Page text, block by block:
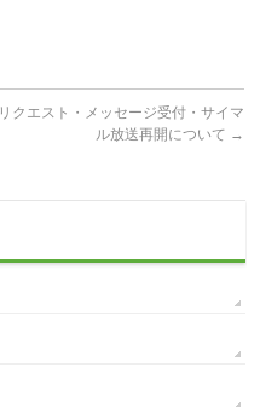
リクエスト・メッセージ受付・サイマ
ル放送再開について →